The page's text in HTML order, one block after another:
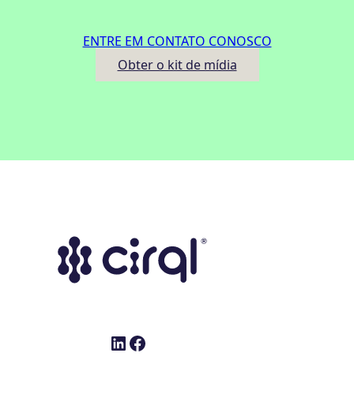
ENTRE EM CONTATO CONOSCO
Obter o kit de mídia
LinkedIn
Facebook